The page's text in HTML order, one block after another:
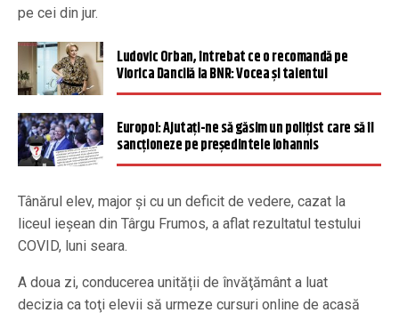
pe cei din jur.
Ludovic Orban, întrebat ce o recomandă pe
Viorica Dancilă la BNR: Vocea și talentul
Europol: Ajutaţi-ne să găsim un poliţist care să îl
sancţioneze pe preşedintele Iohannis
Tânărul elev, major și cu un deficit de vedere, cazat la
liceul ieșean din Târgu Frumos, a aflat rezultatul testului
COVID, luni seara.
A doua zi, conducerea unității de învăţământ a luat
decizia ca toţi elevii să urmeze cursuri online de acasă